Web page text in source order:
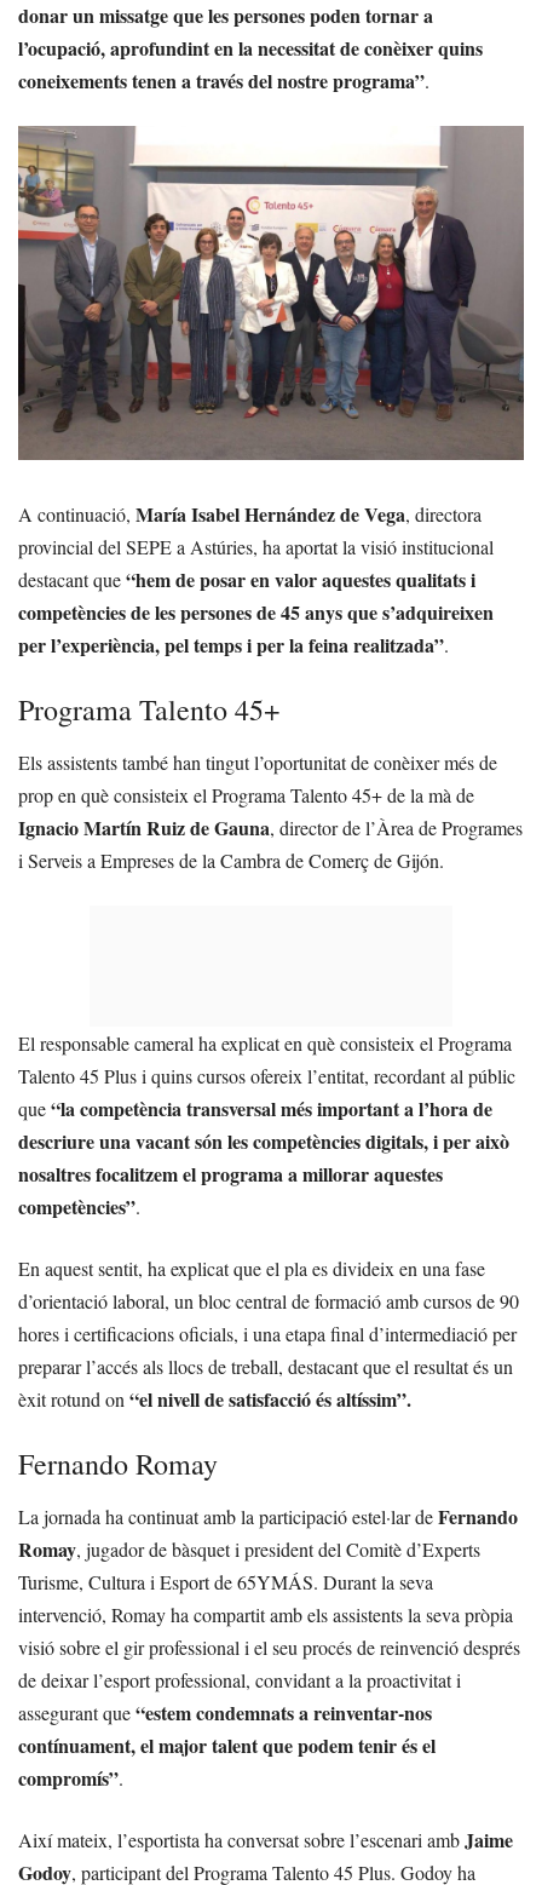
donar un missatge que les persones poden tornar a
l’ocupació, aprofundint en la necessitat de conèixer quins
coneixements tenen a través del nostre programa”.
A continuació, María Isabel Hernández de Vega, directora
provincial del SEPE a Astúries, ha aportat la visió institucional
destacant que“hem de posar en valor aquestes qualitats i
competències de les persones de 45 anys que s’adquireixen
per l’experiència, pel temps i per la feina realitzada”.
Programa Talento 45+
Els assistents també han tingut l’oportunitat de conèixer més de
prop en què consisteix el Programa Talento 45+ de la mà de
Ignacio Martín Ruiz de Gauna, director de l’Àrea de Programes
i Serveis a Empreses de la Cambra de Comerç de Gijón.
El responsable cameral ha explicat en què consisteix el Programa
Talento 45 Plus i quins cursos ofereix l’entitat, recordant al públic
que“la competència transversal més important a l’hora de
descriure una vacant són les competències digitals, i per això
nosaltres focalitzem el programa a millorar aquestes
competències”.
En aquest sentit, ha explicat que el pla es divideix en una fase
d’orientació laboral, un bloc central de formació amb cursos de 90
hores i certificacions oficials, i una etapa final d’intermediació per
preparar l’accés als llocs de treball, destacant que el resultat és un
èxit rotund on “el nivell de satisfacció és altíssim”.
Fernando Romay
La jornada ha continuat amb la participació estel·lar deFernando
Romay, jugador de bàsquet i president del Comitè d’Experts
Turisme, Cultura i Esport de 65YMÁS. Durant la seva
intervenció, Romay ha compartit amb els assistents la seva pròpia
visió sobre el gir professional i el seu procés de reinvenció després
de deixar l’esport professional, convidant a la proactivitat i
assegurant que“estem condemnats a reinventar-nos
contínuament, el major talent que podem tenir és el
compromís”.
Així mateix, l’esportista ha conversat sobre l’escenari ambJaime
Godoy, participant del Programa Talento 45 Plus. Godoy ha